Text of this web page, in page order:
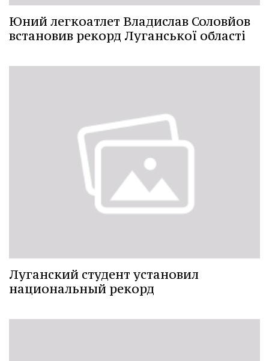
Юний легкоатлет Владислав Соловйов
встановив рекорд Луганської області
Луганский студент установил
национальный рекорд